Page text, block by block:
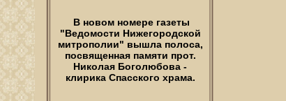
В новом номере газеты
"Ведомости Нижегородской
митрополии" вышла полоса,
посвященная памяти прот.
Николая Боголюбова -
клирика Спасского храма.